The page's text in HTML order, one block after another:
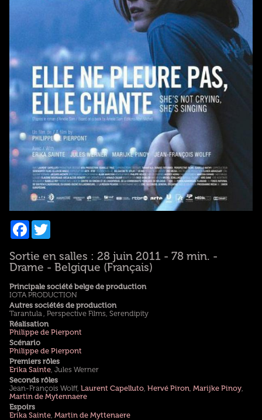
Facebook
Twitter
Sortie en salles : 28 juin 2011 - 78 min. -
Drame - Belgique (Français)
Principale société belge de production
IOTA PRODUCTION
Autres sociétés de production
Tarantula , Perspective Films, Serendipity
Réalisation
Philippe de Pierpont
Scénario
Philippe de Pierpont
Premiers rôles
Erika Sainte, Jules Werner
Seconds rôles
Jean-François Wolff, Laurent Capelluto, Hervé Piron, Marijke Pinoy,
Martin de Mytennaere
Espoirs
Erika Sainte, Martin de Myttenaere